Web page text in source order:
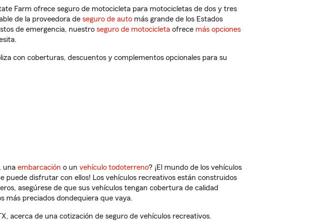
Farm ofrece seguro de motocicleta para motocicletas de dos y tres
de la proveedora de seguro de auto más grande de los Estados
de emergencia, nuestro seguro de motocicleta ofrece más opciones
con coberturas, descuentos y complementos opcionales para su
, una embarcación o un vehículo todoterreno? ¡El mundo de los vehículos
puede disfrutar con ellos! Los vehículos recreativos están construidos
asegúrese de que sus vehículos tengan cobertura de calidad
más preciados dondequiera que vaya.
acerca de una cotización de seguro de vehículos recreativos.